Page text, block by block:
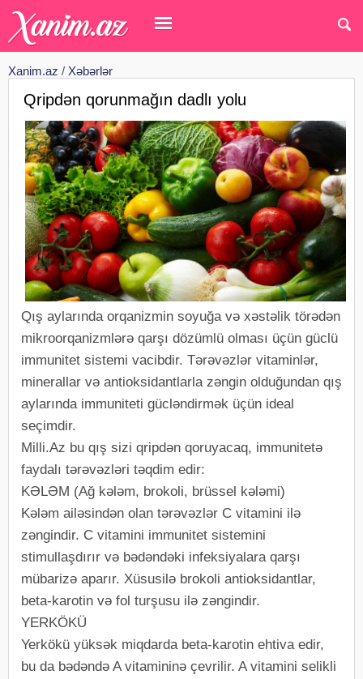
Xanim.az / Xəbərlər
Qripdən qorunmağın dadlı yolu
Qış aylarında orqanizmin soyuğa və xəstəlik törədən
mikroorqanizmlərə qarşı dözümlü olması üçün güclü
immunitet sistemi vacibdir. Tərəvəzlər vitaminlər,
minerallar və antioksidantlarla zəngin olduğundan qış
aylarında immuniteti gücləndirmək üçün ideal
seçimdir.
Milli.Az bu qış sizi qripdən qoruyacaq, immunitetə
faydalı tərəvəzləri təqdim edir:
KƏLƏM (Ağ kələm, brokoli, brüssel kələmi)
Kələm ailəsindən olan tərəvəzlər C vitamini ilə
zəngindir. C vitamini immunitet sistemini
stimullaşdırır və bədəndəki infeksiyalara qarşı
mübarizə aparır. Xüsusilə brokoli antioksidantlar,
beta-karotin və fol turşusu ilə zəngindir.
YERKÖKÜ
Yerkökü yüksək miqdarda beta-karotin ehtiva edir,
bu da bədəndə A vitamininə çevrilir. A vitamini selikli